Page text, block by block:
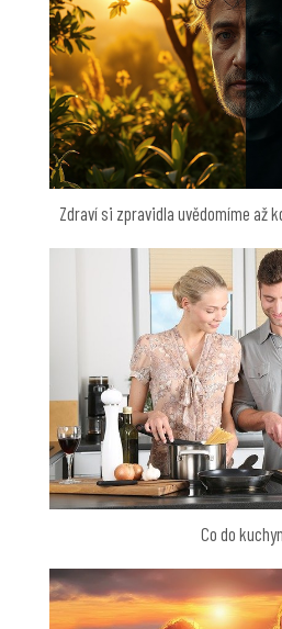
Zdraví si zpravidla uvědomíme až
Co do